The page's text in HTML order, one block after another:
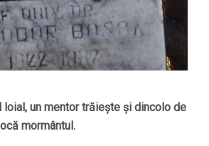
loial, un mentor trăiește și dincolo de
mormântul.